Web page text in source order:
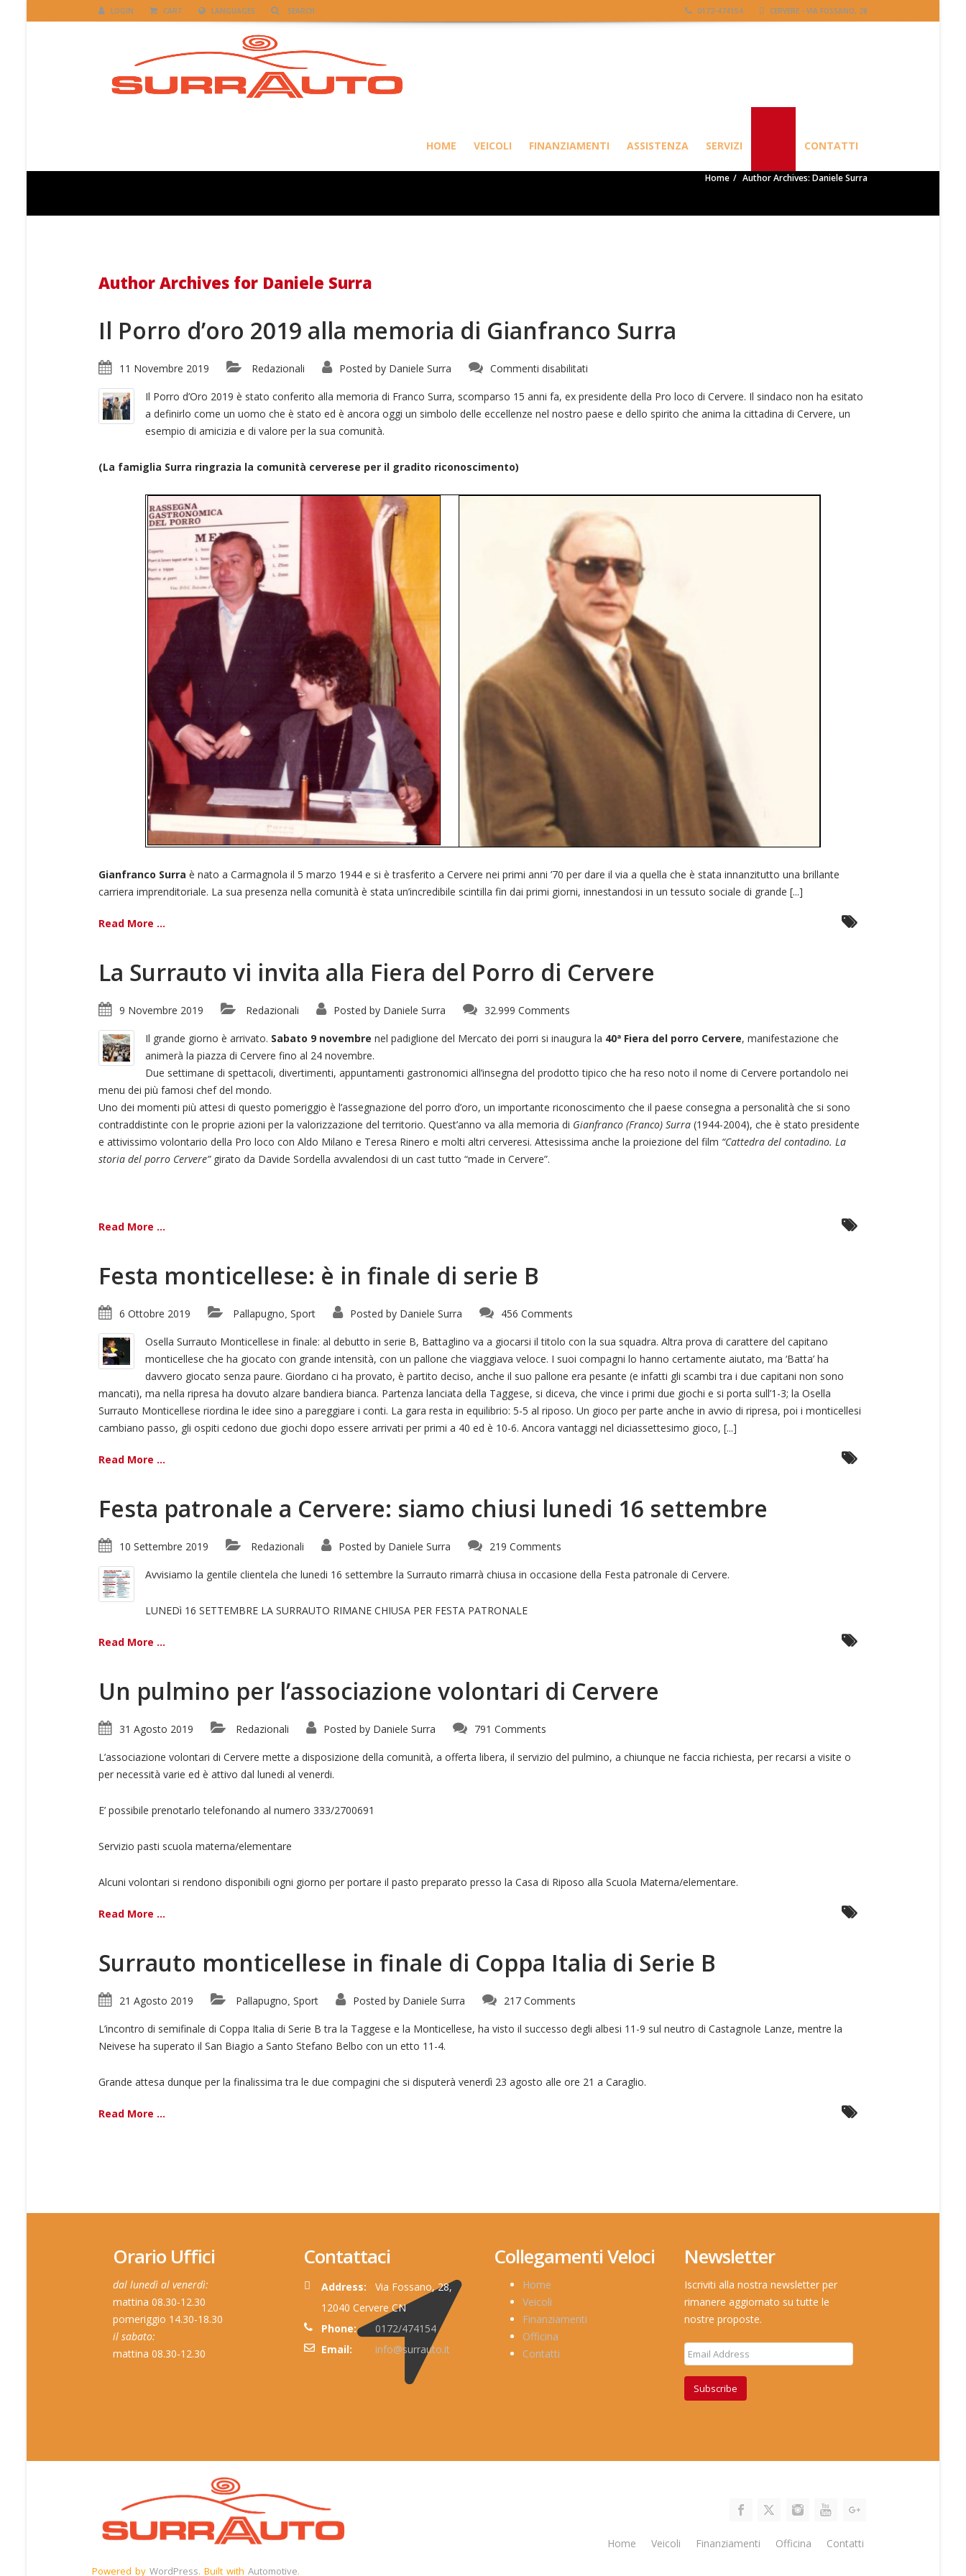
LOGIN CART LANGUAGES 0172-474154 CERVERE - VIA FOSSANO, 28
HOME VEICOLI FINANZIAMENTI ASSISTENZA SERVIZI CONTATTI
Author Archive: Daniele Surra
Home Author Archives: Daniele Surra
Author Archives for Daniele Surra
Il Porro d’oro 2019 alla memoria di Gianfranco Surra
11 Novembre 2019 Redazionali Posted by Daniele Surra Commenti disabilitati
d’oro
2019
alla
Il Porro d’Oro 2019 è stato conferito alla memoria di Franco Surra, scomparso 15 anni fa, ex presidente della Pro loco di Cervere. Il sindaco non ha esitato
a definirlo come un uomo che è stato ed è ancora oggi un simbolo delle eccellenze nel nostro paese e dello spirito che anima la cittadina di Cervere, un
esempio di amicizia e di valore per la sua comunità.
(La famiglia Surra ringrazia la comunità cerverese per il gradito riconoscimento)
Gianfranco Surra è nato a Carmagnola il 5 marzo 1944 e si è trasferito a Cervere nei primi anni ’70 per dare il via a quella che è stata innanzitutto una brillante
carriera imprenditoriale. La sua presenza nella comunità è stata un’incredibile scintilla fin dai primi giorni, innestandosi in un tessuto sociale di grande [...]
Read More ...
La Surrauto vi invita alla Fiera del Porro di Cervere
9 Novembre 2019 Redazionali Posted by Daniele Surra 32.999 Comments
Il grande giorno è arrivato. Sabato 9 novembre nel padiglione del Mercato dei porri si inaugura la 40ª Fiera del porro Cervere, manifestazione che
animerà la piazza di Cervere fino al 24 novembre.
Due settimane di spettacoli, divertimenti, appuntamenti gastronomici all’insegna del prodotto tipico che ha reso noto il nome di Cervere portandolo nei
menu dei più famosi chef del mondo.
Uno dei momenti più attesi di questo pomeriggio è l’assegnazione del porro d’oro, un importante riconoscimento che il paese consegna a personalità che si sono
contraddistinte con le proprie azioni per la valorizzazione del territorio. Quest’anno va alla memoria di Gianfranco (Franco) Surra (1944-2004), che è stato presidente
e attivissimo volontario della Pro loco con Aldo Milano e Teresa Rinero e molti altri cerveresi. Attesissima anche la proiezione del film “Cattedra del contadino. La
storia del porro Cervere”girato da Davide Sordella avvalendosi di un cast tutto “made in Cervere”.
Read More ...
Festa monticellese: è in finale di serie B
6 Ottobre 2019 Pallapugno Sport Posted by Daniele Surra 456 Comments
Osella Surrauto Monticellese in finale: al debutto in serie B, Battaglino va a giocarsi il titolo con la sua squadra. Altra prova di carattere del capitano
monticellese che ha giocato con grande intensità, con un pallone che viaggiava veloce. I suoi compagni lo hanno certamente aiutato, ma ‘Batta’ ha
davvero giocato senza paure. Giordano ci ha provato, è partito deciso, anche il suo pallone era pesante (e infatti gli scambi tra i due capitani non sono
mancati), ma nella ripresa ha dovuto alzare bandiera bianca. Partenza lanciata della Taggese, si diceva, che vince i primi due giochi e si porta sull’1-3; la Osella
Surrauto Monticellese riordina le idee sino a pareggiare i conti. La gara resta in equilibrio: 5-5 al riposo. Un gioco per parte anche in avvio di ripresa, poi i monticellesi
cambiano passo, gli ospiti cedono due giochi dopo essere arrivati per primi a 40 ed è 10-6. Ancora vantaggi nel diciassettesimo gioco, [...]
Read More ...
Festa patronale a Cervere: siamo chiusi lunedi 16 settembre
10 Settembre 2019 Redazionali Posted by Daniele Surra 219 Comments
Avvisiamo la gentile clientela che lunedi 16 settembre la Surrauto rimarrà chiusa in occasione della Festa patronale di Cervere.
LUNEDì 16 SETTEMBRE LA SURRAUTO RIMANE CHIUSA PER FESTA PATRONALE
Read More ...
Un pulmino per l’associazione volontari di Cervere
31 Agosto 2019 Redazionali Posted by Daniele Surra 791 Comments
L’associazione volontari di Cervere mette a disposizione della comunità, a offerta libera, il servizio del pulmino, a chiunque ne faccia richiesta, per recarsi a visite o
per necessità varie ed è attivo dal lunedi al venerdi.
E’ possibile prenotarlo telefonando al numero 333/2700691
Servizio pasti scuola materna/elementare
Alcuni volontari si rendono disponibili ogni giorno per portare il pasto preparato presso la Casa di Riposo alla Scuola Materna/elementare.
Read More ...
Surrauto monticellese in finale di Coppa Italia di Serie B
21 Agosto 2019 Pallapugno Sport Posted by Daniele Surra 217 Comments
L’incontro di semifinale di Coppa Italia di Serie B tra la Taggese e la Monticellese, ha visto il successo degli albesi 11-9 sul neutro di Castagnole Lanze, mentre la
Neivese ha superato il San Biagio a Santo Stefano Belbo con un etto 11-4.
Grande attesa dunque per la finalissima tra le due compagini che si disputerà venerdì 23 agosto alle ore 21 a Caraglio.
Read More ...
Orario Uffici
dal lunedì al venerdì:
mattina 08.30-12.30
pomeriggio 14.30-18.30
il sabato:
mattina 08.30-12.30
Contattaci
Address:
Via Fossano, 28,
12040 Cervere CN
Phone:
0172/474154
Email:
info@surrauto.it
Collegamenti Veloci
Home
Veicoli
Finanziamenti
Officina
Contatti
Newsletter
Iscriviti alla nostra newsletter per
rimanere aggiornato su tutte le
nostre proposte.
Subscribe
Powered by WordPress. Built with Automotive.
Home Veicoli Finanziamenti Officina Contatti